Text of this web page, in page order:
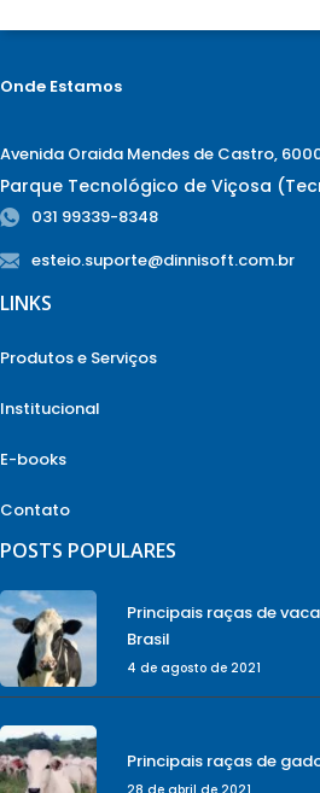
Onde Estamos
Avenida Oraida Mendes de Castro,
Parque Tecnológico de Viçosa
031 99339-8348
esteio.suporte@dinnisoft.com.br
LINKS
Produtos e Serviços
Institucional
E-books
Contato
POSTS POPULARES
Principais raças de
Brasil
4 de agosto de 2021
Principais raças de